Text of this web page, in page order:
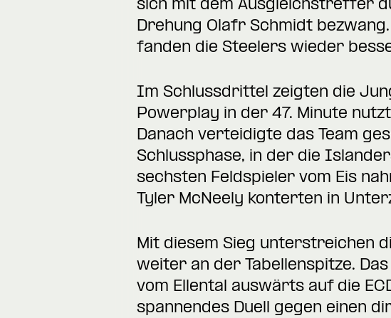
sich mit dem Ausgleichstreffer
Drehung Olafr Schmidt
fanden die Steelers wieder
Im Schlussdrittel zeigten die
Powerplay in der 47. Minute
Danach verteidigte das Team
Schlussphase, in der die
sechsten Feldspieler vom Eis
Tyler McNeely konterten in
Mit diesem Sieg unterstreichen
weiter an der Tabellenspitze.
vom Ellental auswärts auf die
spannendes Duell gegen einen